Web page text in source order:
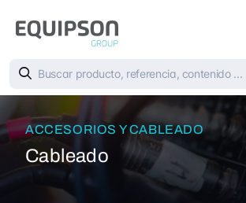
ACCESORIOS Y CABLEADO
Cableado